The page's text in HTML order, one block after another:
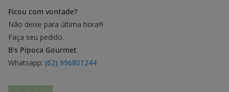
Ficou com vontade?
Não deixe para última hora!!!
Faça seu pedido.
B's Pipoca Gourmet
Whatsapp: (62) 996801244